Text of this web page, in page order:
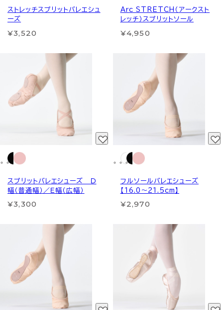
ストレッチスプリットバレエシュ
ーズ
¥3,520
Arc STRETCH（アークスト
レッチ）スプリットソール
¥4,950
スプリットバレエシューズ Ｄ
幅（普通幅）／Ｅ幅（広幅）
¥3,300
フルソールバレエシューズ
【16.0～21.5cm】
¥2,970